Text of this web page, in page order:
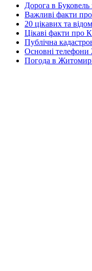
Дорога в Буковель
Важливі факти
20 цікавих та
Цікаві факти про
Публічна
Основні
Погода в